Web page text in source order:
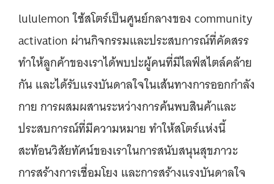
lululemon ใช้สโตร์เป็นศูนย์กลางของ community
activation ผ่านกิจกรรมและประสบการณ์ที่คัดสรร
ทำให้ลูกค้าของเราได้พบปะผู้คนที่มีไลฟ์สไตล์คล้าย
กัน และได้รับแรงบันดาลใจในเส้นทางการออกกำลัง
กาย การผสมผสานระหว่างการค้นพบสินค้าและ
ประสบการณ์ที่มีความหมาย ทำให้สโตร์แห่งนี้
สะท้อนวิสัยทัศน์ของเราในการสนับสนุนสุขภาวะ
การสร้างการเชื่อมโยง และการสร้างแรงบันดาลใจ